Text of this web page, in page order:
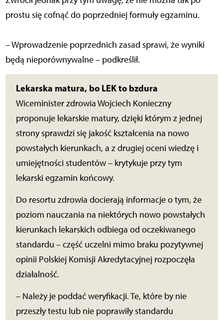
prostu się cofnąć do poprzedniej formuły egzaminu.
– Wprowadzenie poprzednich zasad sprawi, że wyniki
będą nieporównywalne – podkreślił.
Lekarska matura, bo LEK to bzdura
Wiceminister zdrowia Wojciech Konieczny
proponuje lekarskie matury, dzięki którym z jednej
strony sprawdzi się jakość kształcenia na nowo
powstałych kierunkach, a z drugiej oceni wiedzę i
umiejętności studentów – krytykuje przy tym
lekarski egzamin końcowy.
Do resortu zdrowia docierają informacje o tym, że
poziom nauczania na niektórych nowo powstałych
kierunkach lekarskich odbiega od oczekiwanego
standardu – część uczelni mimo braku pozytywnej
opinii Polskiej Komisji Akredytacyjnej rozpoczęła
działalność.
– Należy je poddać weryfikacji. Te, które by nie
przeszły testu lub nie poprawiły standardu